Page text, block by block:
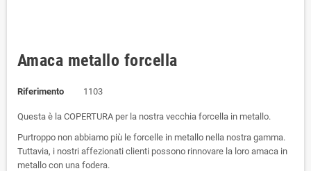
Amaca metallo forcella
Riferimento 1103
Questa è la COPERTURA per la nostra vecchia forcella in metallo.
Purtroppo non abbiamo più le forcelle in metallo nella nostra gamma.
Tuttavia, i nostri affezionati clienti possono rinnovare la loro amaca in
metallo con una fodera.